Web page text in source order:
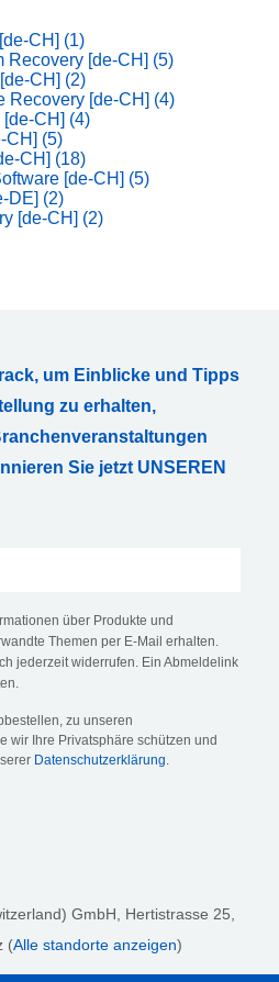
CH] (1)
Recovery [de-CH] (5)
CH] (2)
Recovery [de-CH] (4)
CH] (4)
CH] (5)
CH] (18)
[de-CH] (5)
DE] (2)
[de-CH] (2)
um Einblicke und Tipps
zu erhalten,
Sie jetzt UNSEREN
über Produkte und
Themen per E-Mail erhalten.
jederzeit widerrufen. Ein Abmeldelink
zu unseren
wir Ihre Privatsphäre schützen und
Datenschutzerklärung
GmbH, Hertistrasse 25,
(Alle standorte anzeigen)